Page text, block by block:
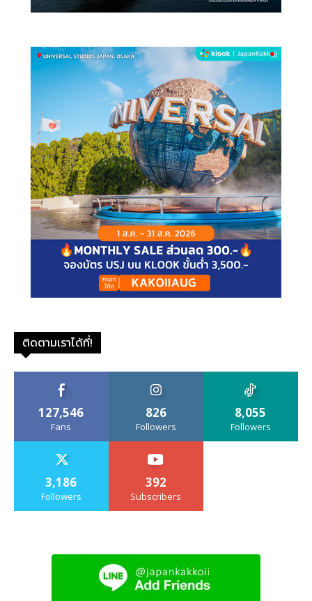
ติดตามเราได้ที่!
127,546
Fans
826
Followers
8,055
Followers
3,186
Followers
392
Subscribers